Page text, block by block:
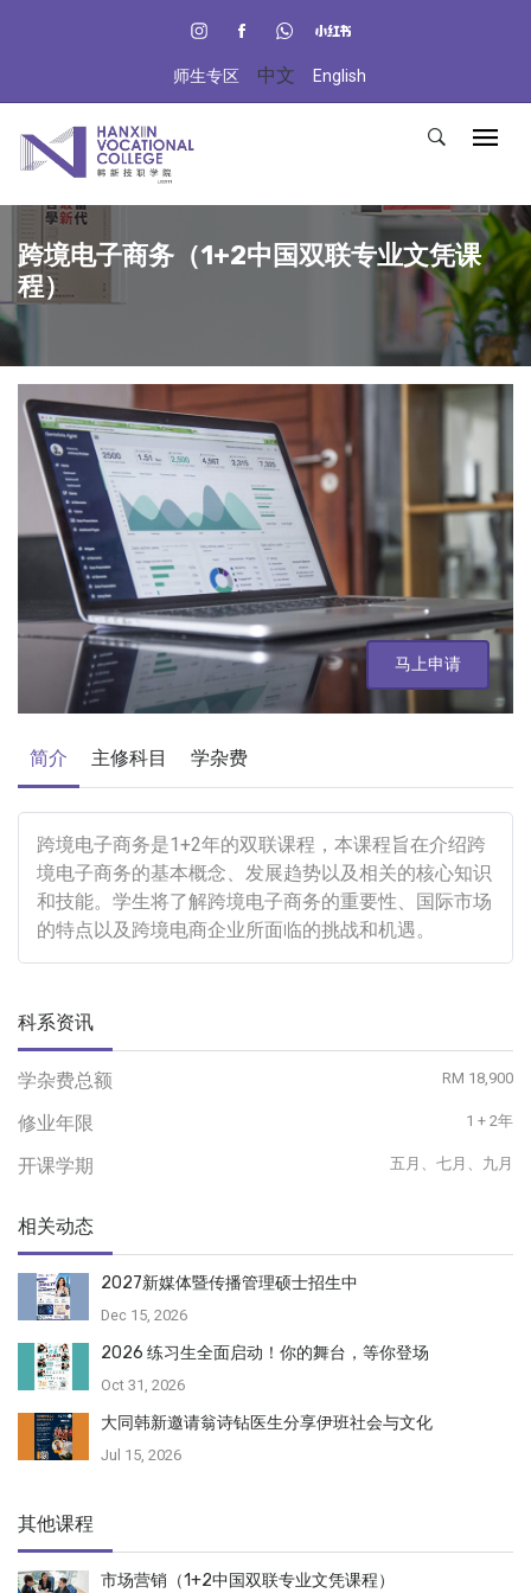
师生专区 中文 English
跨境电子商务（1+2中国双联专业文凭课
程）
马上申请
简介 主修科目 学杂费
跨境电子商务是1+2年的双联课程，本课程旨在介绍跨
境电子商务的基本概念、发展趋势以及相关的核心知识
和技能。学生将了解跨境电子商务的重要性、国际市场
的特点以及跨境电商企业所面临的挑战和机遇。
科系资讯
学杂费总额 RM 18,900
修业年限 1 + 2年
开课学期 五月、七月、九月
相关动态
2027新媒体暨传播管理硕士招生中
Dec 15, 2026
2026 练习生全面启动！你的舞台，等你登场
Oct 31, 2026
大同韩新邀请翁诗钻医生分享伊班社会与文化
Jul 15, 2026
其他课程
市场营销（1+2中国双联专业文凭课程）